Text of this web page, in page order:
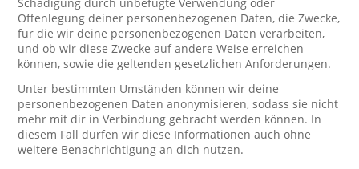
Offenlegung deiner personenbezogenen Daten, die Zwecke,
für die wir deine personenbezogenen Daten verarbeiten,
und ob wir diese Zwecke auf andere Weise erreichen
können, sowie die geltenden gesetzlichen Anforderungen.
Unter bestimmten Umständen können wir deine
personenbezogenen Daten anonymisieren, sodass sie nicht
mehr mit dir in Verbindung gebracht werden können. In
diesem Fall dürfen wir diese Informationen auch ohne
weitere Benachrichtigung an dich nutzen.